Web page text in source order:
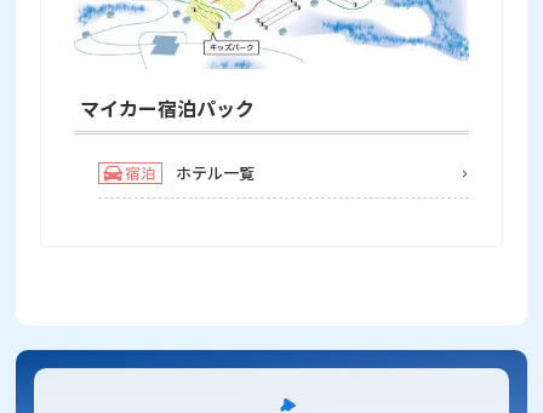
マイカー宿泊パック
ホテル一覧